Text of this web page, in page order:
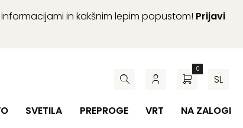
in kakšnim lepim popustom! Prijavi
0
SL
SVETILA PREPROGE VRT NA ZALOGI